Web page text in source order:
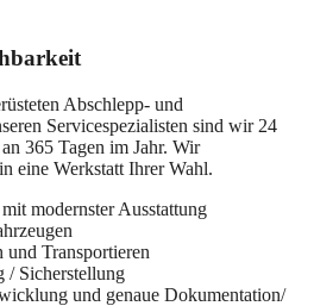
Abschlepp- und
Servicespezialisten sind wir 24
365 Tagen im Jahr. Wir
eine Werkstatt Ihrer Wahl.
modernster Ausstattung
und Transportieren
/ Sicherstellung
und genaue Dokumentation/